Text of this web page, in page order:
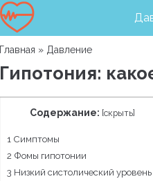
Главная » Давление
Гипотония:
Содержание: [скрыть]
1 Симптомы
2 Фомы гипотонии
3 Низкий систолический уровень